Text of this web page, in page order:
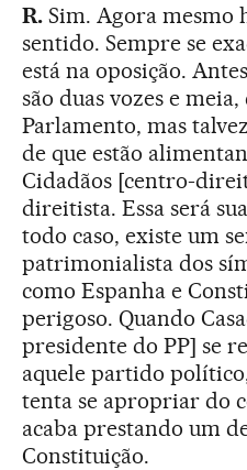
R.Sim. Agora mesmo
sentido. Sempre se
está na oposição.
são duas vozes e
Parlamento, mas
de que estão
Cidadãos [centro-
direitista. Essa será
todo caso, existe um
patrimonialista dos
como Espanha e
perigoso. Quando
presidente do PP] se
aquele partido
tenta se apropriar do
acaba prestando um
Constituição.